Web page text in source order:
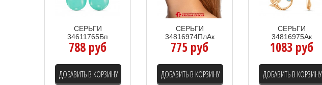
СЕРЬГИ
34611765Бп
788 руб
ДОБАВИТЬ В КОРЗИНУ
СЕРЬГИ
34816974ПлАк
775 руб
ДОБАВИТЬ В КОРЗИНУ
СЕРЬГИ
34816975Ак
1083 руб
ДОБАВИТЬ В КОРЗИНУ